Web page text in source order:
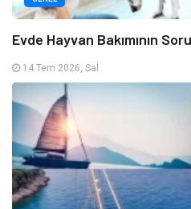
Evde Hayvan Bakımının
14 Tem 2026, Sal